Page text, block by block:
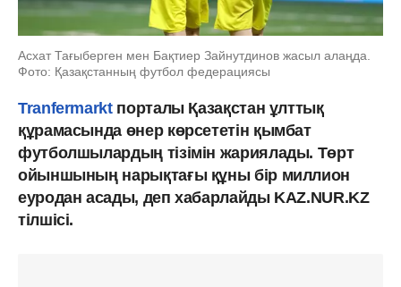
Асхат Тағыберген мен Бақтиер Зайнутдинов жасыл алаңда.
Фото: Қазақстанның футбол федерациясы
Tranfermarktпорталы Қазақстан ұлттық
құрамасында өнер көрсететін қымбат
футболшылардың тізімін жариялады. Төрт
ойыншының нарықтағы құны бір миллион
еуродан асады, деп хабарлайды KAZ.NUR.KZ
тілшісі.